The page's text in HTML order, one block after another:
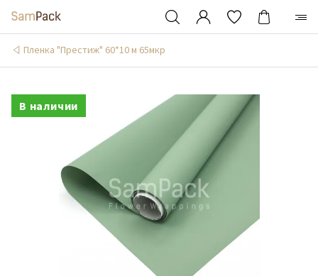
Пленка "Престиж" 60*10 м 65мкр
В наличии